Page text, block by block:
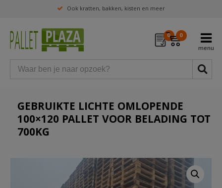
Ook kratten, bakken, kisten en meer
0 0
GEBRUIKTE LICHTE OMLOPENDE
100×120 PALLET VOOR BELADING TOT
700KG